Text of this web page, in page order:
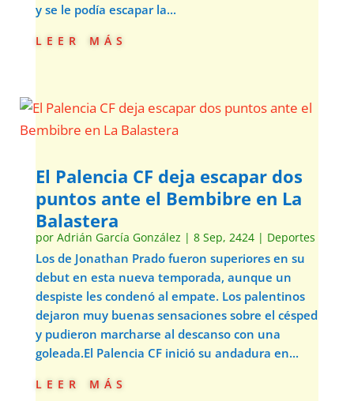
y se le podía escapar la...
leer más
El Palencia CF deja escapar dos
puntos ante el Bembibre en La
Balastera
por Adrián García González | 8 Sep, 2424| Deportes
Los de Jonathan Prado fueron superiores en su
debut en esta nueva temporada, aunque un
despiste les condenó al empate. Los palentinos
dejaron muy buenas sensaciones sobre el césped
y pudieron marcharse al descanso con una
goleada.El Palencia CF inició su andadura en...
leer más